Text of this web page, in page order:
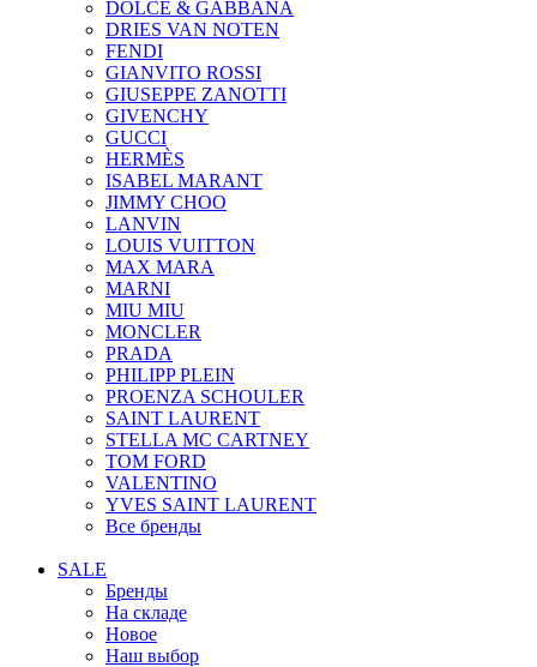
DOLCE & GABBANA
DRIES VAN NOTEN
FENDI
GIANVITO ROSSI
GIUSEPPE ZANOTTI
GIVENCHY
GUCCI
HERMÈS
ISABEL MARANT
JIMMY CHOO
LANVIN
LOUIS VUITTON
MAX MARA
MARNI
MIU MIU
MONCLER
PRADA
PHILIPP PLEIN
PROENZA SCHOULER
SAINT LAURENT
STELLA MC CARTNEY
TOM FORD
VALENTINO
YVES SAINT LAURENT
Все бренды
SALE
Бренды
На складе
Новое
Наш выбор